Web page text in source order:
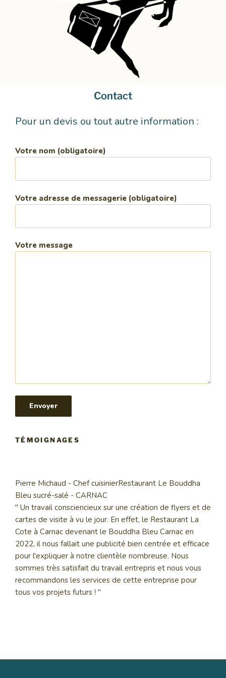
Contact
Pour un devis ou tout autre information :
Votre nom (obligatoire)
Votre adresse de messagerie (obligatoire)
Votre message
TÉMOIGNAGES
Pierre Michaud - Chef cuisinierRestaurant Le Bouddha
Bleu sucré-salé - CARNAC
" Un travail consciencieux sur une création de flyers et de
cartes de visite à vu le jour. En effet, le Restaurant La
Cote à Carnac devenant le Bouddha Bleu Carnac en
2022, il nous fallait une publicité bien centrée et efficace
pour l'expliquer à notre clientèle nombreuse. Nous
sommes très satisfait du travail entrepris et nous vous
recommandons les services de cette entreprise pour
tous vos projets futurs ! "